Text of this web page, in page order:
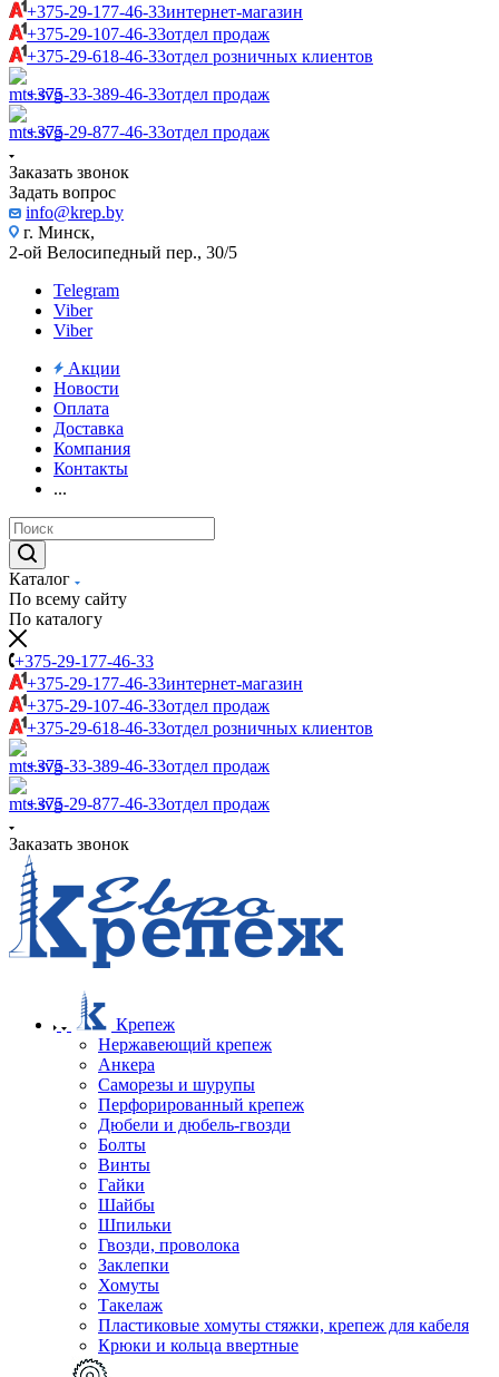
+375-29-177-46-33интернет-магазин
+375-29-107-46-33отдел продаж
+375-29-618-46-33отдел розничных клиентов
+375-33-389-46-33отдел продаж
+375-29-877-46-33отдел продаж
Заказать звонок
Задать вопрос
info@krep.by
г. Минск,
2-ой Велосипедный пер., 30/5
Telegram
Viber
Viber
Акции
Новости
Оплата
Доставка
Компания
Контакты
...
Каталог
По всему сайту
По каталогу
+375-29-177-46-33
+375-29-177-46-33интернет-магазин
+375-29-107-46-33отдел продаж
+375-29-618-46-33отдел розничных клиентов
+375-33-389-46-33отдел продаж
+375-29-877-46-33отдел продаж
Заказать звонок
Крепеж
Нержавеющий крепеж
Анкера
Саморезы и шурупы
Перфорированный крепеж
Дюбели и дюбель-гвозди
Болты
Винты
Гайки
Шайбы
Шпильки
Гвозди, проволока
Заклепки
Хомуты
Такелаж
Пластиковые хомуты стяжки, крепеж для кабеля
Крюки и кольца ввертные